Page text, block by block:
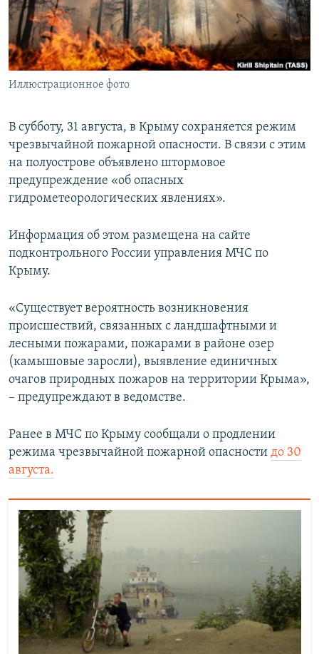
ПОБЕДИТЕЛЕЙ НЕ СУДЯТ?
КРЫМ.НЕПОКОРЕННЫЙ
ELIFBE
УКРАИНСКАЯ ПРОБЛЕМА КРЫМА
ПРИСОЕДИНЯЙТЕСЬ!
Иллюстрационное фото
В субботу, 31 августа, в Крыму сохраняется режим
чрезвычайной пожарной опасности. В связи с этим
на полуострове объявлено штормовое
предупреждение «об опасных
гидрометеорологических явлениях».
Информация об этом размещена на сайте
подконтрольного России управления МЧС по
Крыму.
«Существует вероятность возникновения
происшествий, связанных с ландшафтными и
лесными пожарами, пожарами в районе озер
(камышовые заросли), выявление единичных
очагов природных пожаров на территории Крыма»,
– предупреждают в ведомстве.
Ранее в МЧС по Крыму сообщали о продлении
режима чрезвычайной пожарной опасности до 30
августа.